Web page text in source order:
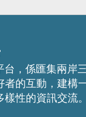
台，係匯集兩
的互動，建構
性的資訊交流